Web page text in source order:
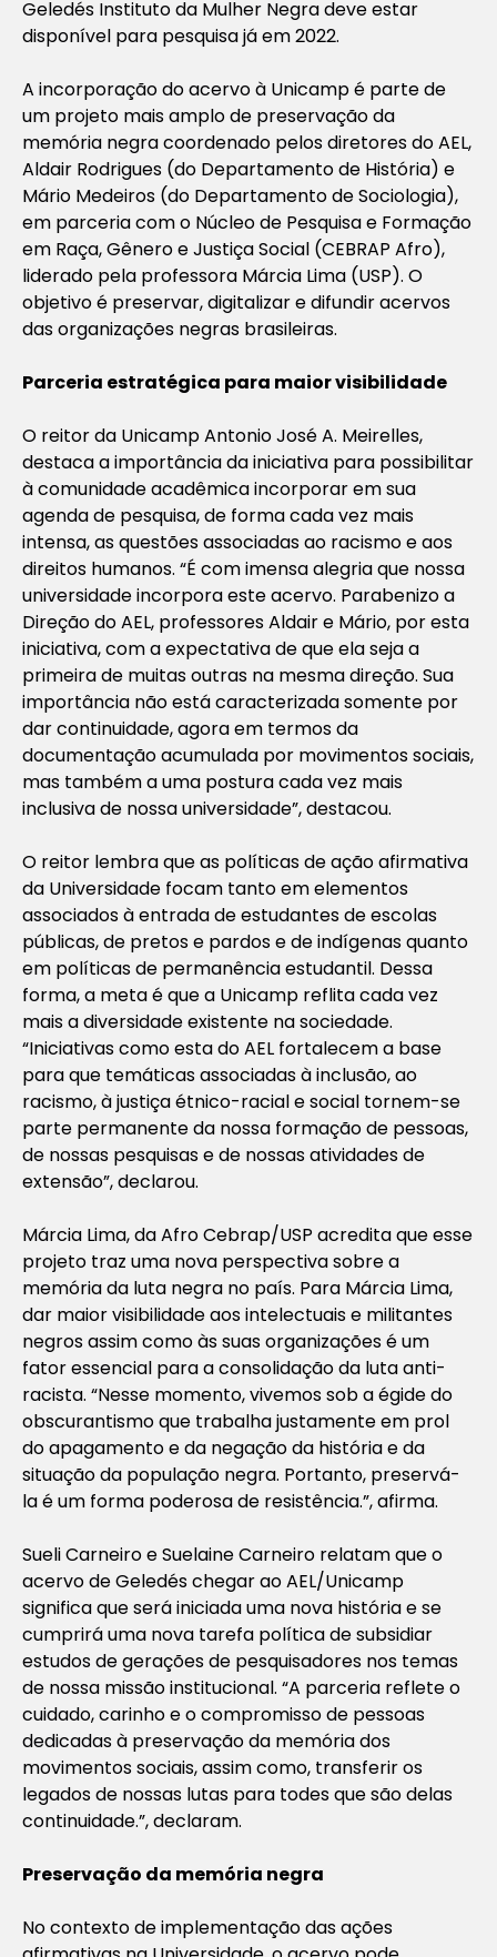
Geledés Instituto da Mulher Negra deve estar
disponível para pesquisa já em 2022.
A incorporação do acervo à Unicamp é parte de
um projeto mais amplo de preservação da
memória negra coordenado pelos diretores do AEL,
Aldair Rodrigues (do Departamento de História) e
Mário Medeiros (do Departamento de Sociologia),
em parceria com o Núcleo de Pesquisa e Formação
em Raça, Gênero e Justiça Social (CEBRAP Afro),
liderado pela professora Márcia Lima (USP). O
objetivo é preservar, digitalizar e difundir acervos
das organizações negras brasileiras.
Parceria estratégica para maior visibilidade
O reitor da Unicamp Antonio José A. Meirelles,
destaca a importância da iniciativa para possibilitar
à comunidade acadêmica incorporar em sua
agenda de pesquisa, de forma cada vez mais
intensa, as questões associadas ao racismo e aos
direitos humanos. “É com imensa alegria que nossa
universidade incorpora este acervo. Parabenizo a
Direção do AEL, professores Aldair e Mário, por esta
iniciativa, com a expectativa de que ela seja a
primeira de muitas outras na mesma direção. Sua
importância não está caracterizada somente por
dar continuidade, agora em termos da
documentação acumulada por movimentos sociais,
mas também a uma postura cada vez mais
inclusiva de nossa universidade”, destacou.
O reitor lembra que as políticas de ação afirmativa
da Universidade focam tanto em elementos
associados à entrada de estudantes de escolas
públicas, de pretos e pardos e de indígenas quanto
em políticas de permanência estudantil. Dessa
forma, a meta é que a Unicamp reflita cada vez
mais a diversidade existente na sociedade.
“Iniciativas como esta do AEL fortalecem a base
para que temáticas associadas à inclusão, ao
racismo, à justiça étnico-racial e social tornem-se
parte permanente da nossa formação de pessoas,
de nossas pesquisas e de nossas atividades de
extensão”, declarou.
Márcia Lima, da Afro Cebrap/USP acredita que esse
projeto traz uma nova perspectiva sobre a
memória da luta negra no país. Para Márcia Lima,
dar maior visibilidade aos intelectuais e militantes
negros assim como às suas organizações é um
fator essencial para a consolidação da luta anti-
racista. “Nesse momento, vivemos sob a égide do
obscurantismo que trabalha justamente em prol
do apagamento e da negação da história e da
situação da população negra. Portanto, preservá-
la é um forma poderosa de resistência.”, afirma.
Sueli Carneiro e Suelaine Carneiro relatam que o
acervo de Geledés chegar ao AEL/Unicamp
significa que será iniciada uma nova história e se
cumprirá uma nova tarefa política de subsidiar
estudos de gerações de pesquisadores nos temas
de nossa missão institucional. “A parceria reflete o
cuidado, carinho e o compromisso de pessoas
dedicadas à preservação da memória dos
movimentos sociais, assim como, transferir os
legados de nossas lutas para todes que são delas
continuidade.”, declaram.
Preservação da memória negra
No contexto de implementação das ações